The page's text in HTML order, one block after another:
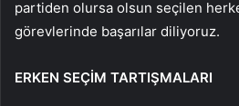
partiden olursa olsun seçilen
görevlerinde başarılar diliyoruz.
ERKEN SEÇİM TARTIŞMALARI